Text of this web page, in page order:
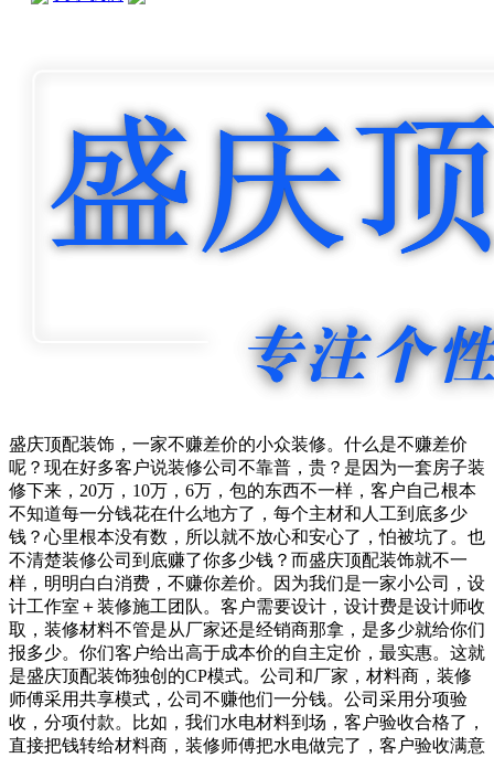
盛庆顶配装饰，一家不赚差价的小众装修。什么是不赚差价
呢？现在好多客户说装修公司不靠普，贵？是因为一套房子装
修下来，20万，10万，6万，包的东西不一样，客户自己根本
不知道每一分钱花在什么地方了，每个主材和人工到底多少
钱？心里根本没有数，所以就不放心和安心了，怕被坑了。也
不清楚装修公司到底赚了你多少钱？而盛庆顶配装饰就不一
样，明明白白消费，不赚你差价。因为我们是一家小公司，设
计工作室＋装修施工团队。客户需要设计，设计费是设计师收
取，装修材料不管是从厂家还是经销商那拿，是多少就给你们
报多少。你们客户给出高于成本价的自主定价，最实惠。这就
是盛庆顶配装饰独创的CP模式。公司和厂家，材料商，装修
师傅采用共享模式，公司不赚他们一分钱。公司采用分项验
收，分项付款。比如，我们水电材料到场，客户验收合格了，
直接把钱转给材料商，装修师傅把水电做完了，客户验收满意